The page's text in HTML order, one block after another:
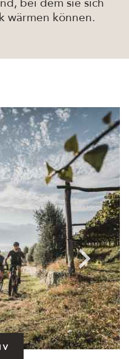
wärmen können.